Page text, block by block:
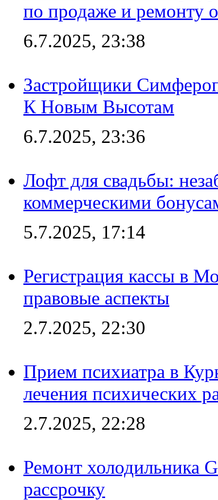
по продаже и ремонту
6.7.2025, 23:38
Застройщики
К Новым Высотам
6.7.2025, 23:36
Лофт для свадьбы:
коммерческими
5.7.2025, 17:14
Регистрация кассы в
правовые аспекты
2.7.2025, 22:30
Прием психиатра в
лечения психических
2.7.2025, 22:28
Ремонт холодильника
рассрочку